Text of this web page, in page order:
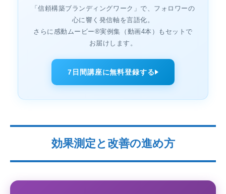
「信頼構築ブランディングワーク」で、フォロワーの
心に響く発信軸を言語化。
さらに感動ムービー®実例集（動画4本）もセットで
お届けします。
7日間講座に無料登録する
効果測定と改善の進め方